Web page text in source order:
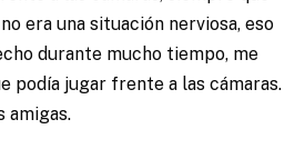
era una situación nerviosa, eso
durante mucho tiempo, me
podía jugar frente a las cámaras.
amigas.